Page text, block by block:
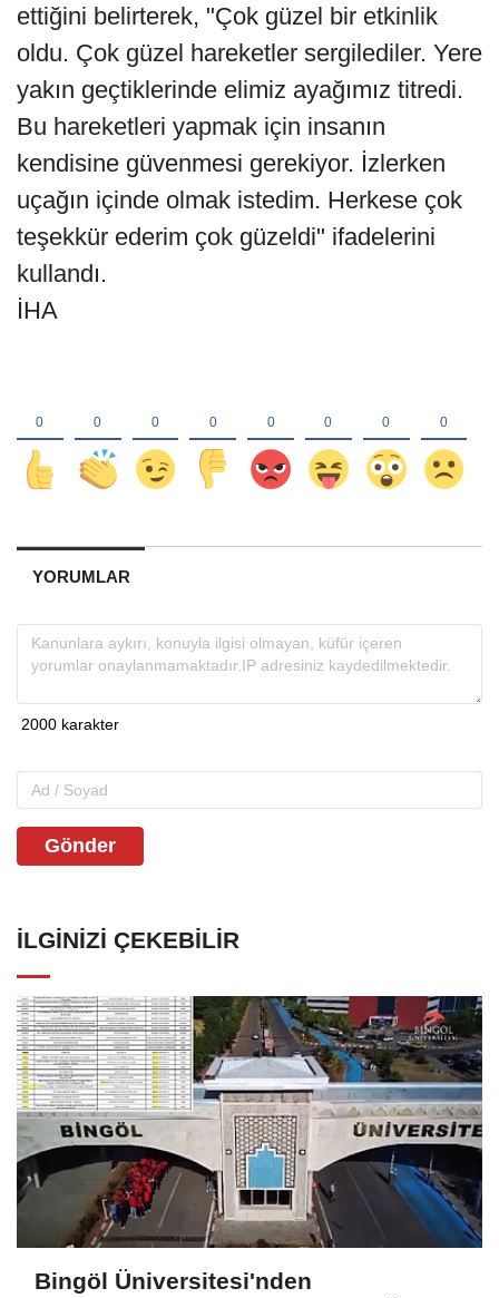
ettiğini belirterek, "Çok güzel bir etkinlik
oldu. Çok güzel hareketler sergilediler. Yere
yakın geçtiklerinde elimiz ayağımız titredi.
Bu hareketleri yapmak için insanın
kendisine güvenmesi gerekiyor. İzlerken
uçağın içinde olmak istedim. Herkese çok
teşekkür ederim çok güzeldi" ifadelerini
kullandı.
İHA
YORUMLAR
Gönder
İLGINIZI ÇEKEBILIR
Bingöl Üniversitesi'nden